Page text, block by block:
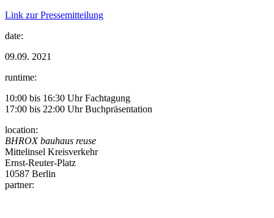
Link zur Pressemitteilung
date:
09.09. 2021
runtime:
10:00 bis 16:30 Uhr Fachtagung
17:00 bis 22:00 Uhr Buchpräsentation
location:
BHROX bauhaus reuse
Mittelinsel Kreisverkehr
Ernst-Reuter-Platz
10587 Berlin
partner: